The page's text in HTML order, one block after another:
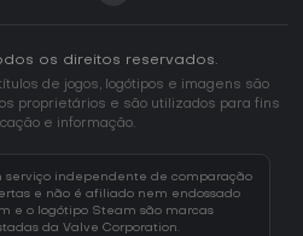
os direitos reservados.
de jogos, logótipos e imagens são
proprietários e são utilizados para fins
e informação.
serviço independente de comparação
e não é afiliado nem endossado
e o logótipo Steam são marcas
da Valve Corporation.